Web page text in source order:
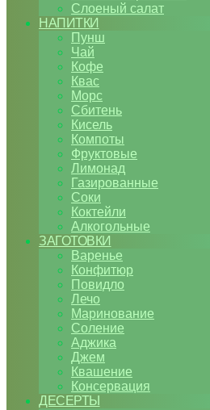
Слоеный салат
НАПИТКИ
Пунш
Чай
Кофе
Квас
Морс
Сбитень
Кисель
Компоты
Фруктовые
Лимонад
Газированные
Соки
Коктейли
Алкогольные
ЗАГОТОВКИ
Варенье
Конфитюр
Повидло
Лечо
Маринование
Соление
Аджика
Джем
Квашение
Консервация
ДЕСЕРТЫ